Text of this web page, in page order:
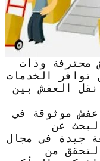
محترفة وذات
توافر الخدمات
نقل العفش بين
موثوقة في
عن
جيدة في مجال
من